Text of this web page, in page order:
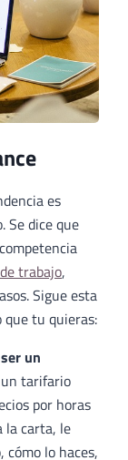
es
Se dice que
trabajo,
Sigue esta
que tu quieras:
ser un
tarifario
por horas
la carta, le
lo haces,